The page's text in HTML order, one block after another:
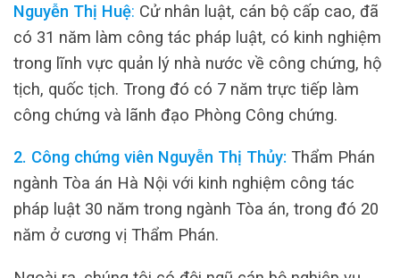
Nguyễn Thị Huệ: Cử nhân luật, cán bộ cấp cao, đã
có 31 năm làm công tác pháp luật, có kinh nghiệm
trong lĩnh vực quản lý nhà nước về công chứng, hộ
tịch, quốc tịch. Trong đó có 7 năm trực tiếp làm
công chứng và lãnh đạo Phòng Công chứng.
2. Công chứng viên Nguyễn Thị Thủy: Thẩm Phán
ngành Tòa án Hà Nội với kinh nghiệm công tác
pháp luật 30 năm trong ngành Tòa án, trong đó 20
năm ở cương vị Thẩm Phán.